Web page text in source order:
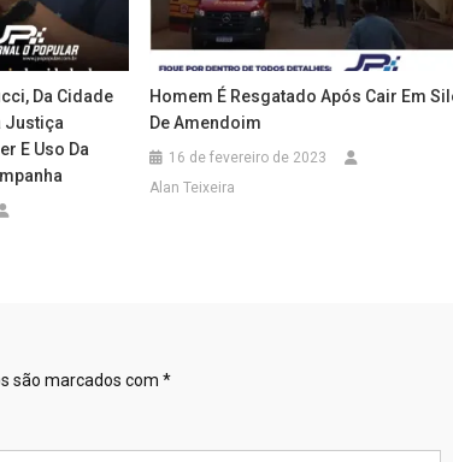
Da Cidade
Justiça
E Uso Da
Homem É Resgatado Após Cair Em
De Amendoim
16 de fevereiro de 2023
Alan Teixeira
são marcados com *